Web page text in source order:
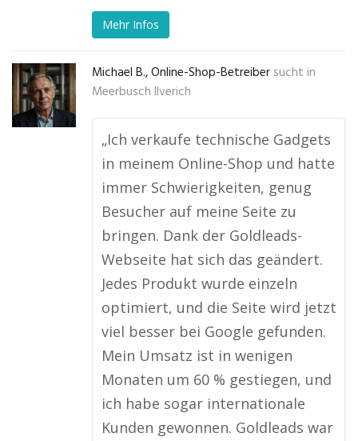
Mehr Infos
Michael B., Online-Shop-Betreiber sucht in
Meerbusch Ilverich
„Ich verkaufe technische Gadgets
in meinem Online-Shop und hatte
immer Schwierigkeiten, genug
Besucher auf meine Seite zu
bringen. Dank der Goldleads-
Webseite hat sich das geändert.
Jedes Produkt wurde einzeln
optimiert, und die Seite wird jetzt
viel besser bei Google gefunden.
Mein Umsatz ist in wenigen
Monaten um 60 % gestiegen, und
ich habe sogar internationale
Kunden gewonnen. Goldleads war